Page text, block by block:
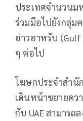
ประเทศจำนวนม
ร่วมมือไปยังกลุ่ม
อ่าวอาหรับ (Gulf
ๆ ต่อไป
โฆษกประจำสำนั
เดินหน้าขยายคว
กับ UAE สามาร